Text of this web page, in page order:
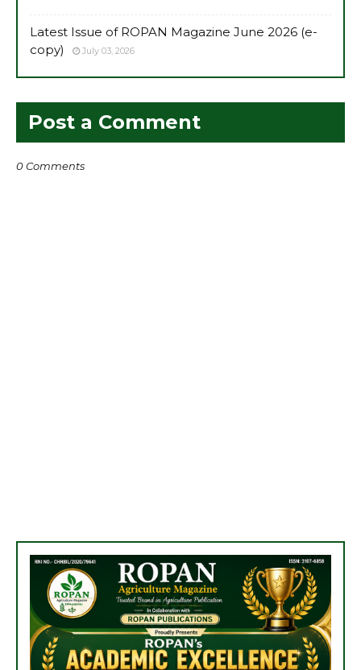
Latest Issue of ROPAN Magazine June 2026 (e-
copy)
July 03, 2026
Post a Comment
0 Comments